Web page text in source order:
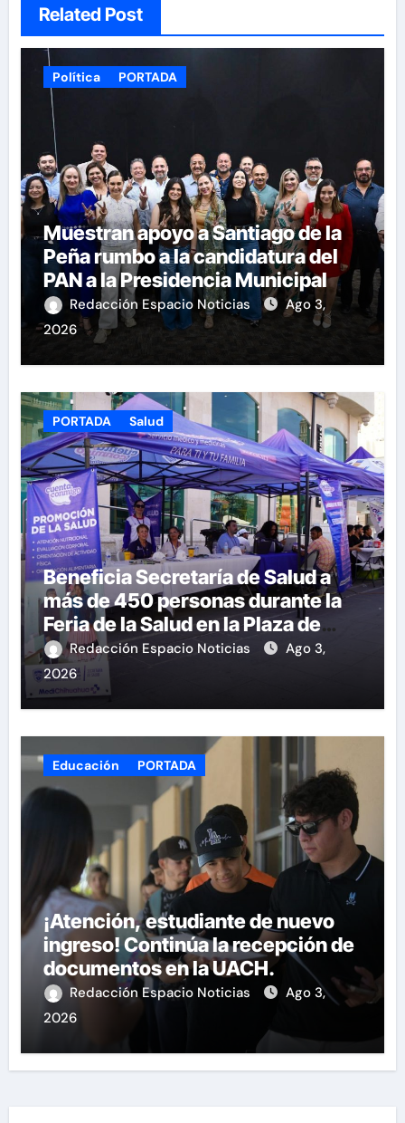
Related Post
Política PORTADA
Muestran apoyo a Santiago de la
Peña rumbo a la candidatura del
PAN a la Presidencia Municipal
Redacción Espacio Noticias
Ago 3,
2026
PORTADA Salud
Beneficia Secretaría de Salud a
más de 450 personas durante la
Feria de la Salud en la Plaza de
Armas
Redacción Espacio Noticias
Ago 3,
2026
Educación PORTADA
¡Atención, estudiante de nuevo
ingreso! Continúa la recepción de
documentos en la UACH.
Redacción Espacio Noticias
Ago 3,
2026